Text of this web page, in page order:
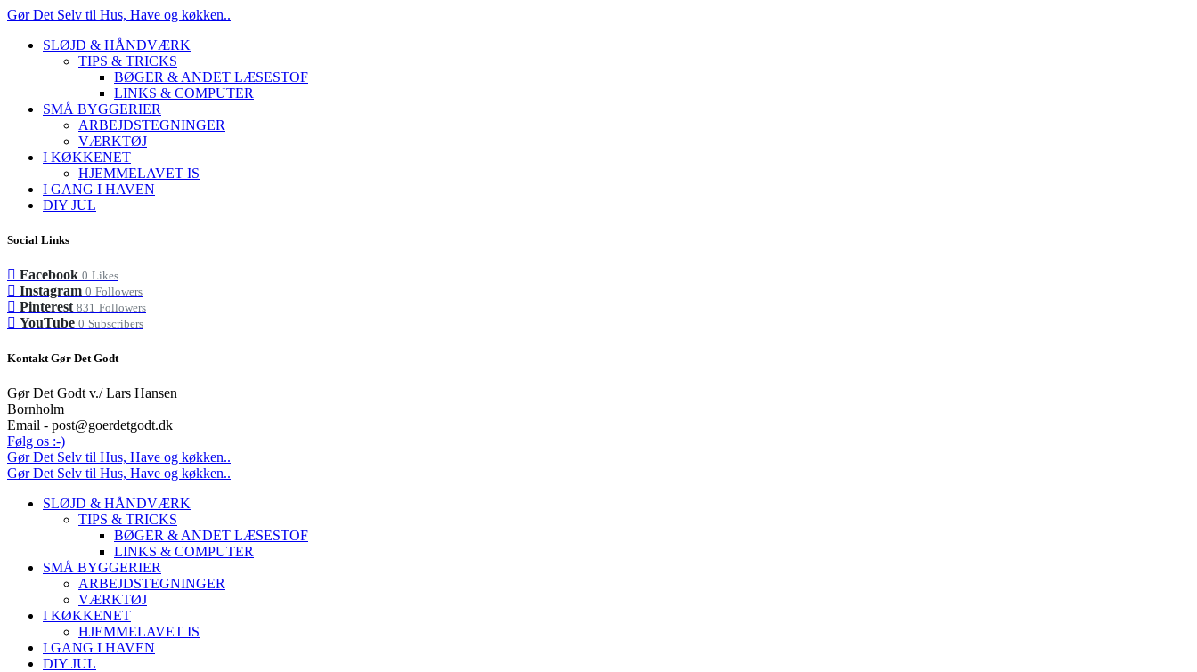
Gør Det Selv til Hus, Have og køkken..
SLØJD & HÅNDVÆRK
TIPS & TRICKS
BØGER & ANDET LÆSESTOF
LINKS & COMPUTER
SMÅ BYGGERIER
ARBEJDSTEGNINGER
VÆRKTØJ
I KØKKENET
HJEMMELAVET IS
I GANG I HAVEN
DIY JUL
Social Links
Facebook 0 Likes
Instagram 0 Followers
Pinterest 831 Followers
YouTube 0 Subscribers
Kontakt Gør Det Godt
Gør Det Godt v./ Lars Hansen
Bornholm
Email - post@goerdetgodt.dk
Følg os :-)
Gør Det Selv til Hus, Have og køkken..
Gør Det Selv til Hus, Have og køkken..
SLØJD & HÅNDVÆRK
TIPS & TRICKS
BØGER & ANDET LÆSESTOF
LINKS & COMPUTER
SMÅ BYGGERIER
ARBEJDSTEGNINGER
VÆRKTØJ
I KØKKENET
HJEMMELAVET IS
I GANG I HAVEN
DIY JUL